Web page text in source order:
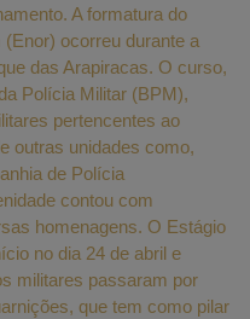
A formatura do
ocorreu durante a
das Arapiracas. O curso,
Polícia Militar (BPM),
pertencentes ao
outras unidades como,
de Polícia
contou com
homenagens. O Estágio
no dia 24 de abril e
militares passaram por
que tem como pilar